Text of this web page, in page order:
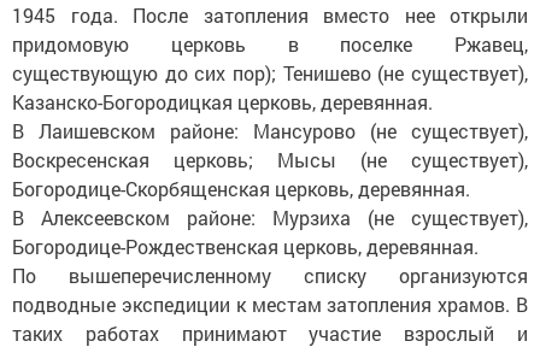
1945 года. После затопления вместо нее открыли
придомовую церковь в поселке Ржавец,
существующую до сих пор); Тенишево (не существует),
Казанско-Богородицкая церковь, деревянная.
В Лаишевском районе: Мансурово (не существует),
Воскресенская церковь; Мысы (не существует),
Богородице-Скорбященская церковь, деревянная.
В Алексеевском районе: Мурзиха (не существует),
Богородице-Рождественская церковь, деревянная.
По вышеперечисленному спис­ку организуются
подводные экспедиции к местам затопления храмов. В
таких работах принимают участие взрослый и